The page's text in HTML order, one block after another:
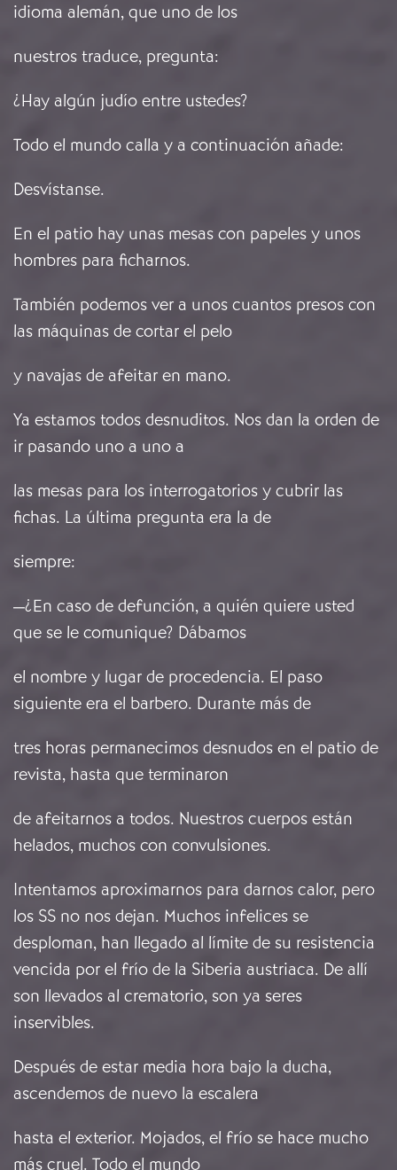
idioma alemán, que uno de los
nuestros traduce, pregunta:
¿Hay algún judío entre ustedes?
Todo el mundo calla y a continuación añade:
Desvístanse.
En el patio hay unas mesas con papeles y unos
hombres para ficharnos.
También podemos ver a unos cuantos presos con
las máquinas de cortar el pelo
y navajas de afeitar en mano.
Ya estamos todos desnuditos. Nos dan la orden de
ir pasando uno a uno a
las mesas para los interrogatorios y cubrir las
fichas. La última pregunta era la de
siempre:
—¿En caso de defunción, a quién quiere usted
que se le comunique? Dábamos
el nombre y lugar de procedencia. El paso
siguiente era el barbero. Durante más de
tres horas permanecimos desnudos en el patio de
revista, hasta que terminaron
de afeitarnos a todos. Nuestros cuerpos están
helados, muchos con convulsiones.
Intentamos aproximarnos para darnos calor, pero
los SS no nos dejan. Muchos infelices se
desploman, han llegado al límite de su resistencia
vencida por el frío de la Siberia austriaca. De allí
son llevados al crematorio, son ya seres
inservibles.
Después de estar media hora bajo la ducha,
ascendemos de nuevo la escalera
hasta el exterior. Mojados, el frío se hace mucho
más cruel. Todo el mundo